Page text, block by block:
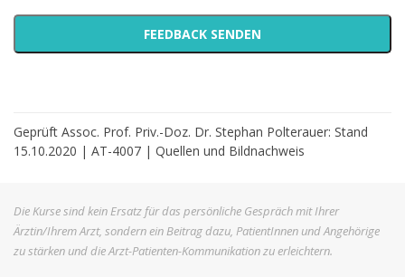
Geprüft Assoc. Prof. Priv.-Doz. Dr. Stephan Polterauer: Stand
15.10.2020 | AT-4007 | Quellen und Bildnachweis
Die Kurse sind kein Ersatz für das persönliche Gespräch mit Ihrer
Ärztin/Ihrem Arzt, sondern ein Beitrag dazu, PatientInnen und Angehörige
zu stärken und die Arzt-Patienten-Kommunikation zu erleichtern.